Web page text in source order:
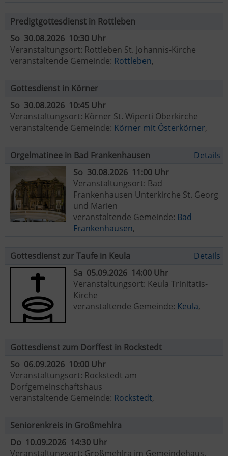
Predigtgottesdienst in Rottleben
So 30.08.2026 10:30 Uhr
Veranstaltungsort: Rottleben St. Johannis-Kirche
veranstaltende Gemeinde: Rottleben,
Gottesdienst in Körner
So 30.08.2026 10:45 Uhr
Veranstaltungsort: Körner St. Wiperti Oberkirche
veranstaltende Gemeinde: Körner mit Österkörner,
Orgelmatinee in Bad Frankenhausen
Details
So 30.08.2026 11:00 Uhr
Veranstaltungsort: Bad
Frankenhausen Unterkirche St. Georg
und Marien
veranstaltende Gemeinde: Bad
Frankenhausen,
Gottesdienst zur Taufe in Keula
Details
Sa 05.09.2026 14:00 Uhr
Veranstaltungsort: Keula Trinitatis-
Kirche
veranstaltende Gemeinde: Keula,
Gottesdienst zum Dorffest in Rockstedt
So 06.09.2026 10:00 Uhr
Veranstaltungsort: Rockstedt am
Dorfgemeinschaftshaus
veranstaltende Gemeinde: Rockstedt,
Seniorenkreis in Großmehlra
Do 10.09.2026 14:30 Uhr
Veranstaltungsort: Großmehlra im Gemeindehaus,